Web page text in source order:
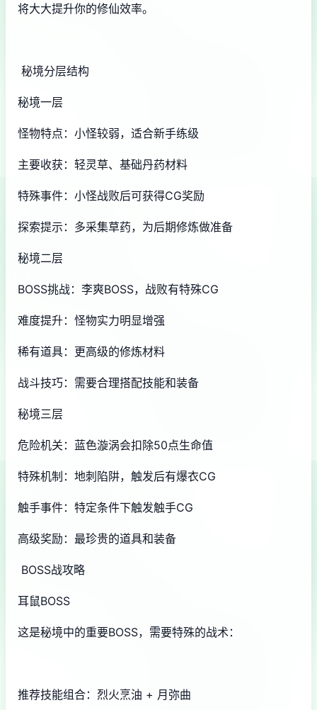
将大大提升你的修仙效率。
秘境分层结构
秘境一层
怪物特点：小怪较弱，适合新手练级
主要收获：轻灵草、基础丹药材料
特殊事件：小怪战败后可获得CG奖励
探索提示：多采集草药，为后期修炼做准备
秘境二层
BOSS挑战：李爽BOSS，战败有特殊CG
难度提升：怪物实力明显增强
稀有道具：更高级的修炼材料
战斗技巧：需要合理搭配技能和装备
秘境三层
危险机关：蓝色漩涡会扣除50点生命值
特殊机制：地刺陷阱，触发后有爆衣CG
触手事件：特定条件下触发触手CG
高级奖励：最珍贵的道具和装备
BOSS战攻略
耳鼠BOSS
这是秘境中的重要BOSS，需要特殊的战术：
推荐技能组合：烈火烹油 + 月弥曲